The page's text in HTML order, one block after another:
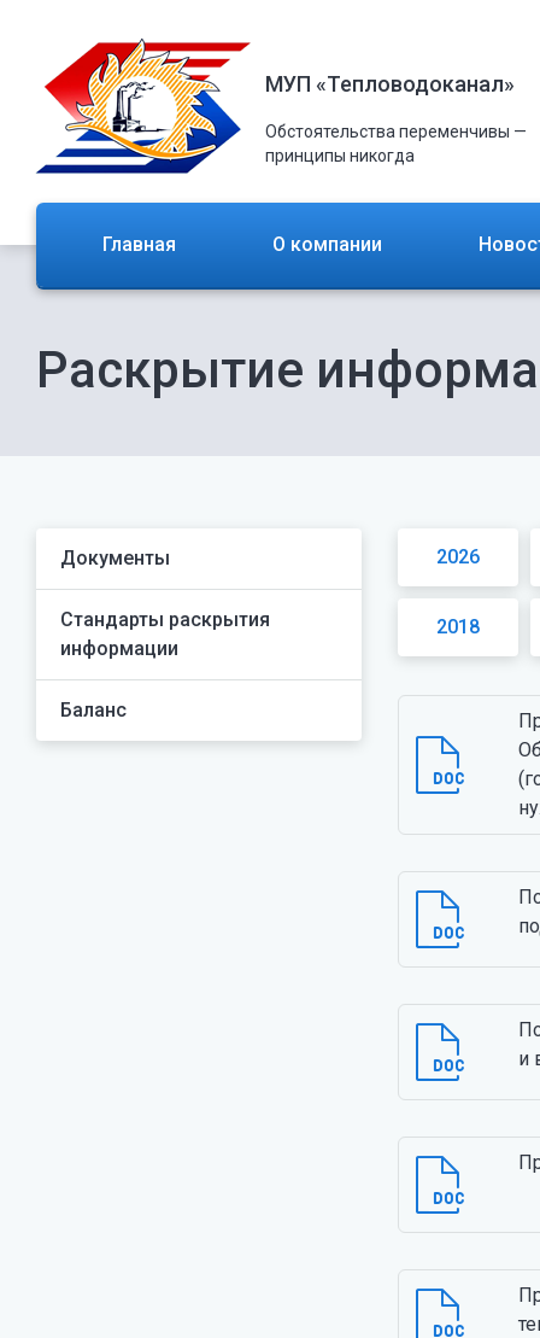
МУП «Тепловодоканал»
Обстоятельства переменчивы —
принципы никогда
Главная О компании
Раскрытие
2026
2018
и
Документы
Стандарты раскрытия
информации
Баланс